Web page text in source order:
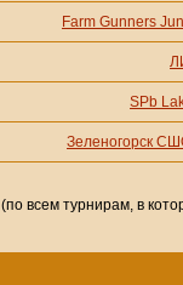
Farm Gunners
SPb
Зеленогорск
(по всем турнирам, в